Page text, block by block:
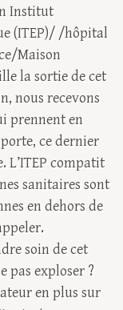
Institut
(ITEP)/ /hôpital
Maison
la sortie de cet
nous recevons
prennent en
ce dernier
L’ITEP compatit
sanitaires sont
en dehors de
soin de cet
pas exploser ?
en plus sur